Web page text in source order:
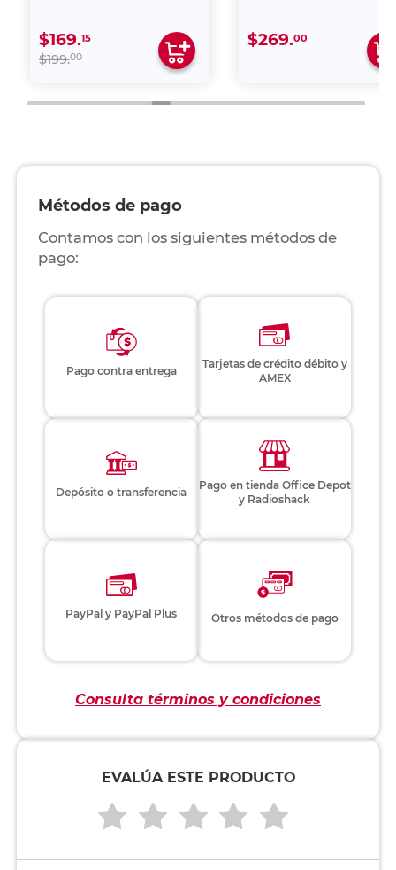
$169.15
$199.00
$269.00
Métodos de pago
Contamos con los siguientes métodos de
pago:
Pago contra entrega
Tarjetas de crédito débito y
AMEX
Depósito o transferencia
Pago en tienda Office Depot
y Radioshack
PayPal y PayPal Plus Otros métodos de pago
Consulta términos y condiciones
EVALÚA ESTE PRODUCTO